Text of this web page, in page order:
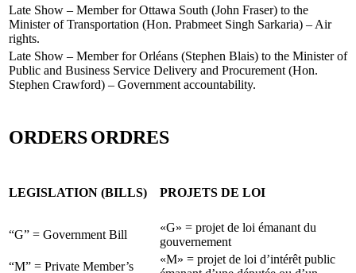
Late Show – Member for Ottawa South (John Fraser) to the
Minister of Transportation (Hon. Prabmeet Singh Sarkaria) – Air
rights.
Late Show – Member for Orléans (Stephen Blais) to the Minister of
Public and Business Service Delivery and Procurement (Hon.
Stephen Crawford) – Government accountability.
ORDERSORDRES
LEGISLATION (BILLS) PROJETS DE LOI
“G” = Government Bill
«G» = projet de loi émanant du
gouvernement
“M” = Private Member’s
«M» = projet de loi d’intérêt public